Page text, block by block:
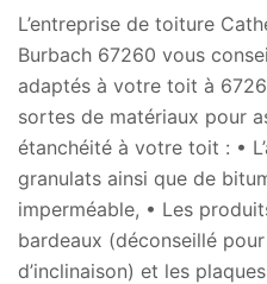
L’entreprise de toiture
Burbach 67260 vous
adaptés à votre toit à
sortes de matériaux pour
étanchéité à votre toit : •
granulats ainsi que de
imperméable, • Les
bardeaux (déconseillé
d’inclinaison) et les